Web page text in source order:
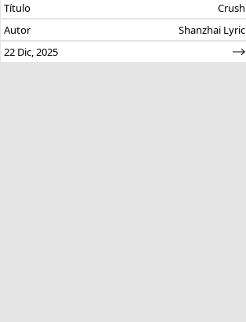
Título
Crush
Autor
Shanzhai Lyric
22 Dic, 2025